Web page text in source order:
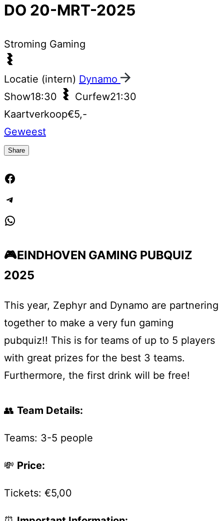
DO 20-MRT-2025
Stroming Gaming
Locatie (intern) Dynamo
Show18:30 Curfew21:30
Kaartverkoop€5,-
Geweest
Share
🎮EINDHOVEN GAMING PUBQUIZ
2025
This year, Zephyr and Dynamo are partnering
together to make a very fun gaming
pubquiz!! This is for teams of up to 5 players
with great prizes for the best 3 teams.
Furthermore, the first drink will be free!
👥 Team Details:
Teams: 3-5 people
💸 Price:
Tickets: €5,00